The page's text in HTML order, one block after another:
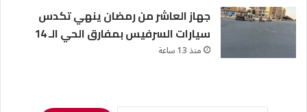
جهاز العاشر من رمضان ينهي تكدس
سيارات السرفيس بمفارق الحي الـ 14
منذ 13 ساعة